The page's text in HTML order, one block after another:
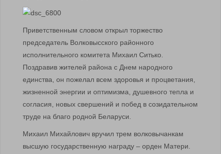
Приветственным словом открыл торжество
председатель Волковысского районного
исполнительного комитета Михаил Ситько.
Поздравив жителей района с Днем народного
единства, он пожелал всем здоровья и процветания,
жизненной энергии и оптимизма, душевного тепла и
согласия, новых свершений и побед в созидательном
труде на благо родной Беларуси.
Михаил Михайлович вручил трем волковычанкам
высшую государственную награду – орден Матери.